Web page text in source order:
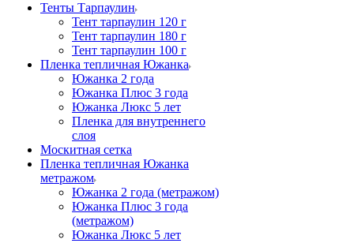
Тенты Тарпаулин
Тент тарпаулин 120 г
Тент тарпаулин 180 г
Тент тарпаулин 100 г
Пленка тепличная Южанка
Южанка 2 года
Южанка Плюс 3 года
Южанка Люкс 5 лет
Пленка для внутреннего
слоя
Москитная сетка
Пленка тепличная Южанка
метражом
Южанка 2 года (метражом)
Южанка Плюс 3 года
(метражом)
Южанка Люкс 5 лет